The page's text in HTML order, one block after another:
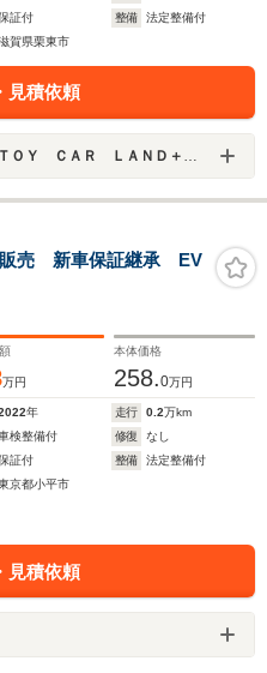
証付 整備
法定整備付
賀県栗東市
見積依頼
ＣＡＲ ＬＡＮＤ＋ 栗東店
売 新車保証継承 EV
万円
本体価格
258.0万円
年 走行 0.2万km
検整備付 修復
なし
証付 整備
法定整備付
京都小平市
見積依頼